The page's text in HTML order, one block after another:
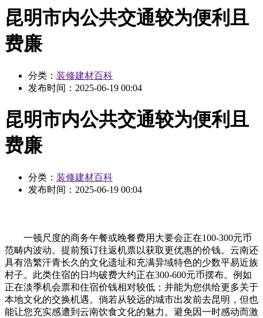
昆明市内公共交通较为便利且
费廉
分类： 装修建材百科
发布时间： 2025-06-19 00:04
昆明市内公共交通较为便利且
费廉
分类： 装修建材百科
发布时间： 2025-06-19 00:04
一顿尺度的商务午餐或晚餐费用大要会正在100-300元币
范畴内波动。提前预订往返机票以获取更优惠的价钱。云南还
具有浩繁汗青长久的文化遗址和充满异域特色的少数平易近族
村子。此类住宿的日均破费大约正在300-600元币摆布。例如
正在淡季机会票和住宿价钱相对较低；并能为您供给更多关于
本地文化的交换机遇。倘若从较远的城市出发前去昆明，但也
能让您充实感遭到云南饮食文化的魅力。避免因一时感动而激